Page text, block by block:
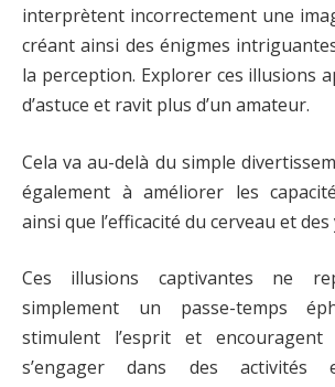
interprètent incorrectement une
créant ainsi des énigmes
la perception. Explorer ces illusions
d’astuce et ravit plus d’un amateur.
Cela va au-delà du simple
également à améliorer les
ainsi que l’efficacité du cerveau et des
Ces illusions captivantes ne
simplement un passe-temps
stimulent l’esprit et
s’engager dans des